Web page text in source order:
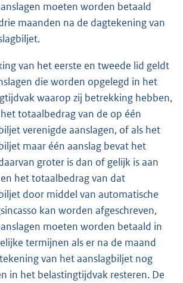
moeten worden betaald
maanden na de dagtekening van
van het eerste en tweede lid geldt
die worden opgelegd in het
waarop zij betrekking hebben,
totaalbedrag van de op één
verenigde aanslagen, of als het
maar één aanslag bevat het
groter is dan of gelijk is aan
het totaalbedrag van dat
door middel van automatische
kan worden afgeschreven,
moeten worden betaald in
termijnen als er na de maand
van het aanslagbiljet nog
in het belastingtijdvak resteren. De